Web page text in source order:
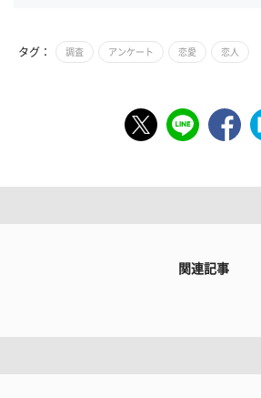
タグ： 調査 アンケート 恋愛 恋人
関連記事